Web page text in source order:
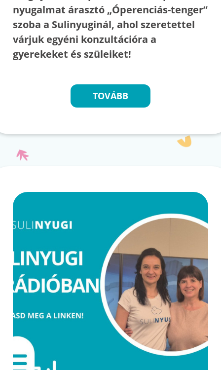
nyugalmat árasztó „Óperenciás-tenger”
szoba a Sulinyuginál, ahol szeretettel
várjuk egyéni konzultációra a
gyerekeket és szüleiket!
TOVÁBB